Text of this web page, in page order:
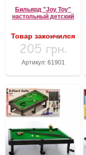
Бильярд "Joy Toy"
настольный детский
Товар закончился
205 грн.
Артикул: 61901